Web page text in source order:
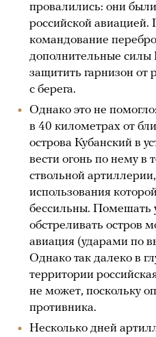
провалились: они
российской авиацией.
командование
дополнительные
защитить гарнизон от
с берега.
Однако это не
в 40 километрах от
острова Кубанский в
вести огонь по нему в
ствольной
использования
бессильны. Помешать
обстреливать остров
авиация (ударами по
Однако так далеко в
территории
не может, поскольку
противника.
Несколько дней